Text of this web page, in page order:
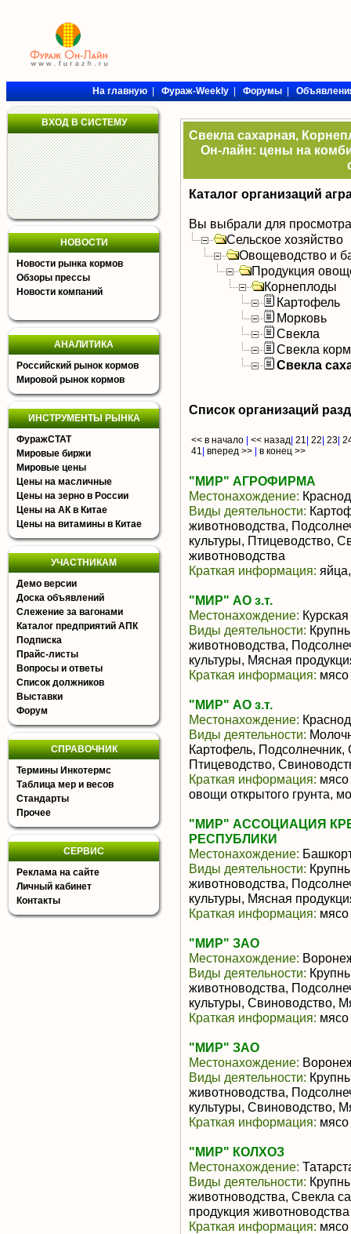
На главную|Фураж-Weekly|Форумы|
ВХОД В СИСТЕМУ
НОВОСТИ
Новости рынка кормов
Обзоры прессы
Новости компаний
АНАЛИТИКА
Российский рынок кормов
Мировой рынок кормов
ИНСТРУМЕНТЫ РЫНКА
ФуражСТАТ
Мировые биржи
Мировые цены
Цены на масличные
Цены на зерно в России
Цены на АК в Китае
Цены на витамины в Китае
УЧАСТНИКАМ
Демо версии
Доска объявлений
Слежение за вагонами
Каталог предприятий АПК
Подписка
Прайс-листы
Вопросы и ответы
Список должников
Выставки
Форум
СПРАВОЧНИК
Термины Инкотермс
Таблица мер и весов
Стандарты
Прочее
СЕРВИС
Реклама на сайте
Личный кабинет
Контакты
Свекла сахарная,
Он-лайн: цены на
Каталог организаций
Вы выбрали для
Сельское хозяйство
Овощеводство и
Продукция
Корнеплоды
Картофель
Морковь
Свекла
Свекла
Свекла
Список организаций
<< в начало << назад 21 22 23
41 вперед >> в конец >>
"МИР" АГРОФИРМА
Местонахождение:
Виды деятельности:
животноводства,
культуры, Птицеводство,
животноводства
Краткая информация:
"МИР" АО з.т.
Местонахождение:
Виды деятельности:
животноводства,
культуры, Мясная
Краткая информация: мясо
"МИР" АО з.т.
Местонахождение:
Виды деятельности:
Картофель,
Птицеводство,
Краткая информация: мясо
овощи открытого грунта,
"МИР" АССОЦИАЦИЯ
РЕСПУБЛИКИ
Местонахождение:
Виды деятельности:
животноводства,
культуры, Мясная
Краткая информация: мясо
"МИР" ЗАО
Местонахождение:
Виды деятельности:
животноводства,
культуры, Свиноводство,
Краткая информация: мясо
"МИР" ЗАО
Местонахождение:
Виды деятельности:
животноводства,
культуры, Свиноводство,
Краткая информация: мясо
"МИР" КОЛХОЗ
Местонахождение:
Виды деятельности:
животноводства, Свекла
продукция животноводства
Краткая информация: мясо